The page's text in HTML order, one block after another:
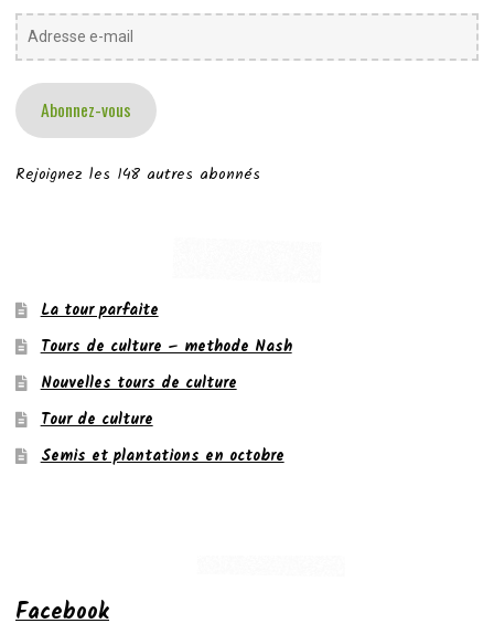
Adresse
e-
Abonnez-vous
Rejoignez les 148 autres abonnés
La tour parfaite
Tours de culture – methode Nash
Nouvelles tours de culture
Tour de culture
Semis et plantations en octobre
Facebook